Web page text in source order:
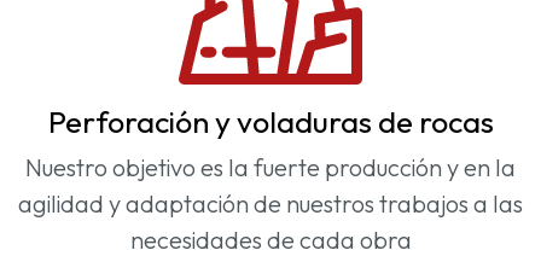
Perforación y voladuras de rocas
Nuestro objetivo es la fuerte producción y en la
agilidad y adaptación de nuestros trabajos a las
necesidades de cada obra